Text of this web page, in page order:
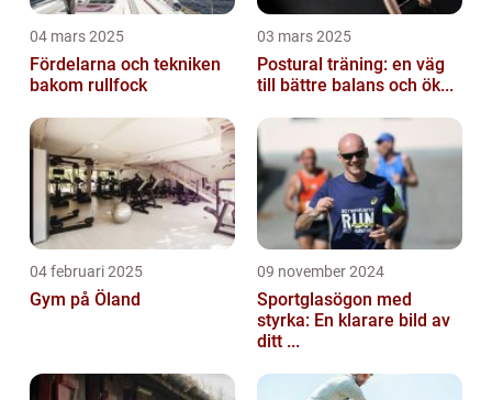
04 mars 2025
Fördelarna och tekniken
bakom rullfock
03 mars 2025
Postural träning: en väg
till bättre balans och ök...
04 februari 2025
Gym på Öland
09 november 2024
Sportglasögon med
styrka: En klarare bild av
ditt ...